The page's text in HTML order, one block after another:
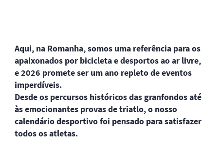
Aqui, na Romanha, somos uma referência para os
apaixonados por bicicleta e desportos ao ar livre,
e 2026 promete ser um ano repleto de eventos
imperdíveis.
Desde os percursos históricos das granfondos até
às emocionantes provas de triatlo, o nosso
calendário desportivo foi pensado para satisfazer
todos os atletas.